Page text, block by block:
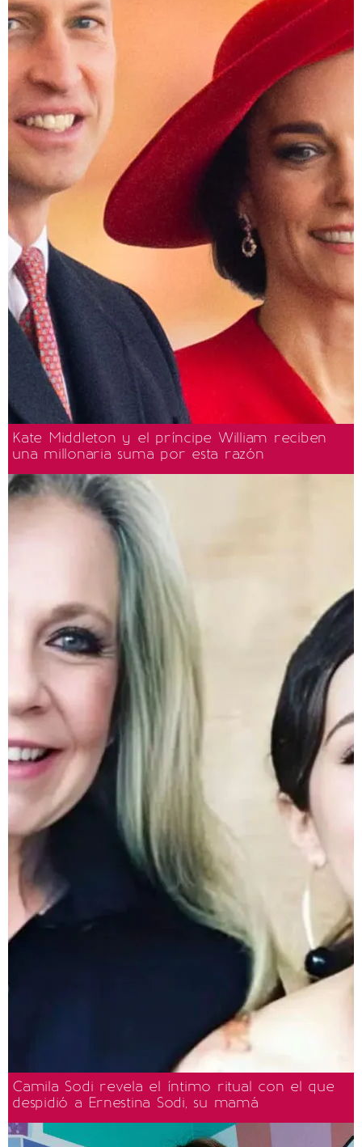
Kate Middleton y el príncipe William reciben
una millonaria suma por esta razón
Camila Sodi revela el íntimo ritual con el que
despidió a Ernestina Sodi, su mamá